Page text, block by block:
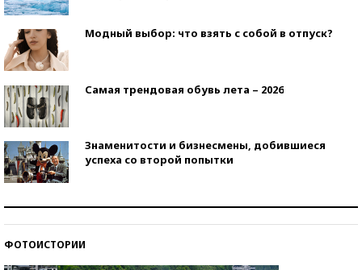
Модный выбор: что взять с собой в отпуск?
Самая трендовая обувь лета – 2026
Знаменитости и бизнесмены, добившиеся
успеха со второй попытки
ФОТОИСТОРИИ